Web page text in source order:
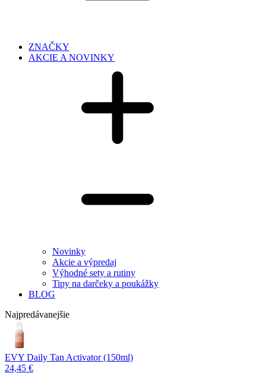
ZNAČKY
AKCIE A NOVINKY
Novinky
Akcie a výpredaj
Výhodné sety a rutiny
Tipy na darčeky a poukážky
BLOG
Najpredávanejšie
EVY Daily Tan Activator (150ml)
24,45 €